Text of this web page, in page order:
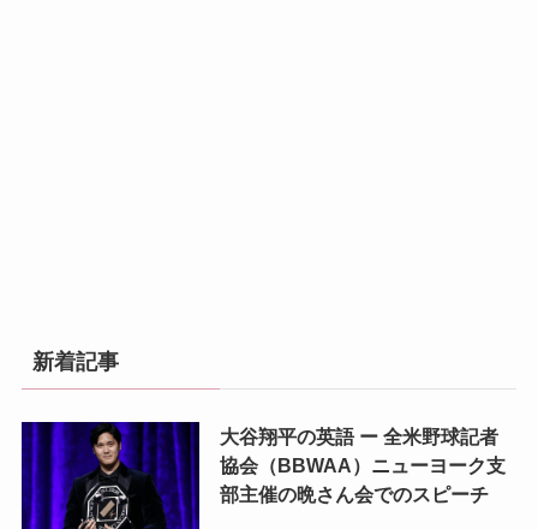
新着記事
大谷翔平の英語 ー 全米野球記者
協会（BBWAA）ニューヨーク支
部主催の晩さん会でのスピーチ